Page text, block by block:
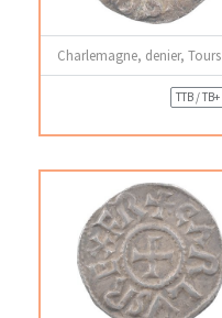
Charlemagne, denier, Tours
TTB / TB+